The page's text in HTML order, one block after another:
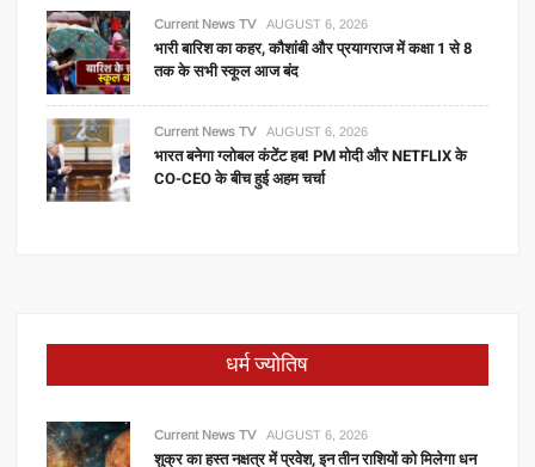
Current News TV AUGUST 6, 2026
भारी बारिश का कहर, कौशांबी और प्रयागराज में कक्षा 1 से 8
तक के सभी स्कूल आज बंद
Current News TV AUGUST 6, 2026
भारत बनेगा ग्लोबल कंटेंट हब! PM मोदी और NETFLIX के
CO-CEO के बीच हुई अहम चर्चा
धर्म ज्योतिष
Current News TV AUGUST 6, 2026
शुक्र का हस्त नक्षत्र में प्रवेश, इन तीन राशियों को मिलेगा धन